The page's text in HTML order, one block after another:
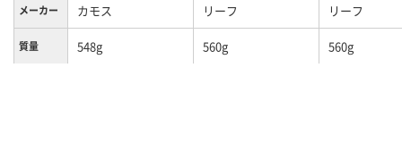
メーカー カモス リーフ リーフ
質量 548g 560g 560g